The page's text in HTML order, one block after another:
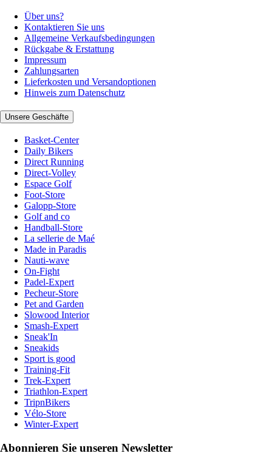
Über uns?
Kontaktieren Sie uns
Allgemeine Verkaufsbedingungen
Rückgabe & Erstattung
Impressum
Zahlungsarten
Lieferkosten und Versandoptionen
Hinweis zum Datenschutz
Unsere Geschäfte
Basket-Center
Daily Bikers
Direct Running
Direct-Volley
Espace Golf
Foot-Store
Galopp-Store
Golf and co
Handball-Store
La sellerie de Maé
Made in Paradis
Nauti-wave
On-Fight
Padel-Expert
Pecheur-Store
Pet and Garden
Slowood Interior
Smash-Expert
Sneak'In
Sneakids
Sport is good
Training-Fit
Trek-Expert
Triathlon-Expert
TripnBikers
Vélo-Store
Winter-Expert
Abonnieren Sie unseren Newsletter